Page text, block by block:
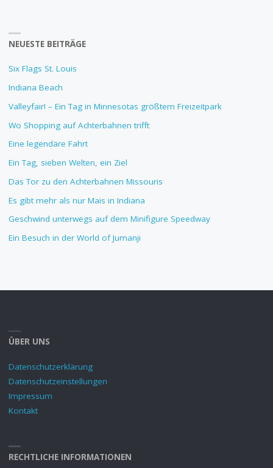
NEUESTE BEITRÄGE
Six Flags St. Louis
Indiana Beach
Valleyfair! – Ein Tag in Minnesotas größtem Freizeitpark
Wo Shopping auf Achterbahnen trifft
Eine legendäre Fahrt
Ein Tag, sieben Welten, ein Ziel
Das Tor zu den Achterbahnen Missouris
Es gibt mehr als nur Mais in Indiana
Geschwind unterwegs auf dem Minifigure Speedway
Ein Besuch in der World of Jumanji
ÜBER UNS
Datenschutzerklärung
Datenschutzeinstellungen
Impressum
Kontakt
RECHTLICHE INFORMATIONEN